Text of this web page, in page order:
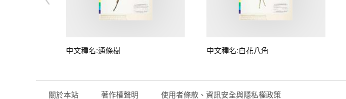
中文種名:通條樹 中文種名:白花八角
關於本站 著作權聲明 使用者條款、資訊安全與隱私權政策